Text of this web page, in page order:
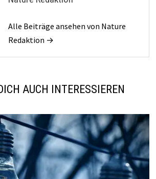
Alle Beiträge ansehen von Nature
Redaktion →
AUCH INTERESSIEREN